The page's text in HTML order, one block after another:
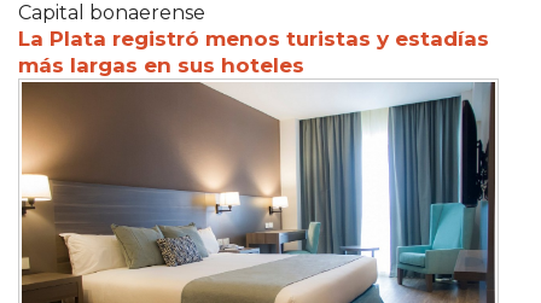
Capital bonaerense
La Plata registró menos turistas y estadías
más largas en sus hoteles